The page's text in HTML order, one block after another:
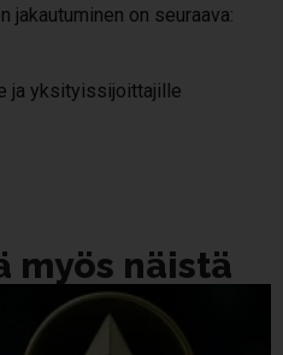
jakautuminen on seuraava:
ja yksityissijoittajille
myös näistä